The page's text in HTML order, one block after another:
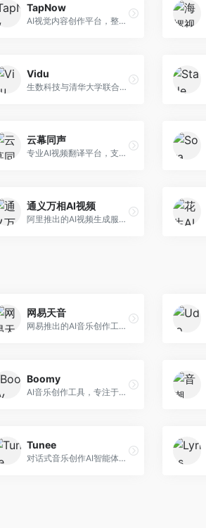
TapNow
AI视觉内容创作平台，整合图像与视频生成能力。面向内容创作者，提供文生图、文生视频、智能编辑等服务，创作工具丰富，一站式体验便捷。
Vidu
生数科技与清华大学联合研发的AI视频生成大模型。面向视频创作者和内容生产者，支持文生视频、图生视频，视频质量高，物理运动理解准确，国产视频生成领先工具。
云幕同声
专业AI视频翻译平台，支持视频多语言配音和字幕生成。面向跨境电商和内容出海从业者，提供视频翻译、配音、字幕生成等服务，多语言支持完善。
通义万相AI视频
阿里推出的AI视频生成服务，整合图像与视频创作能力。面向电商和营销从业者，支持商品视频生成、营销视频制作等服务，商业应用场景丰富。
网易天音
网易推出的AI音乐创作工具，支持作词、作曲与编曲。面向音乐爱好者和独立音乐人，提供歌词生成、旋律创作、编曲制作等服务，与网易云音乐生态深度整合。
Boomy
AI音乐创作工具，专注于快速音乐生成与发布。面向音乐爱好者和业余创作者，支持一键生成原创音乐，可直接发布到音乐平台，创作门槛低。
Tunee
对话式音乐创作AI智能体，支持自然语言交互创作。面向音乐爱好者，通过对话方式完成音乐创作，交互体验友好，创作过程直观。